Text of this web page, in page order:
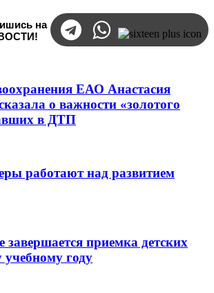
на
ЕАО Анастасия
о важности «золотого
в ДТП
работают над развитием
приемка детских
учебному году